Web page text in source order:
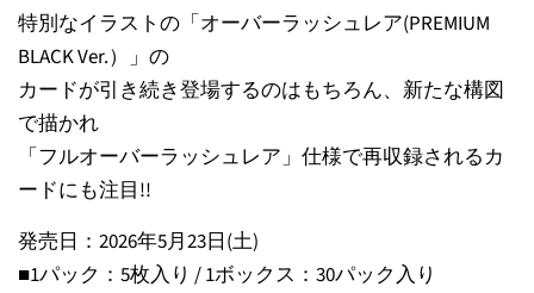
特別なイラストの「オーバーラッシュレア(PREMIUM
BLACK Ver.）」の
カードが引き続き登場するのはもちろん、新たな構図
で描かれ
「フルオーバーラッシュレア」仕様で再収録されるカ
ードにも注目!!
発売日：2026年5月23日(土)
■1パック：5枚入り / 1ボックス：30パック入り